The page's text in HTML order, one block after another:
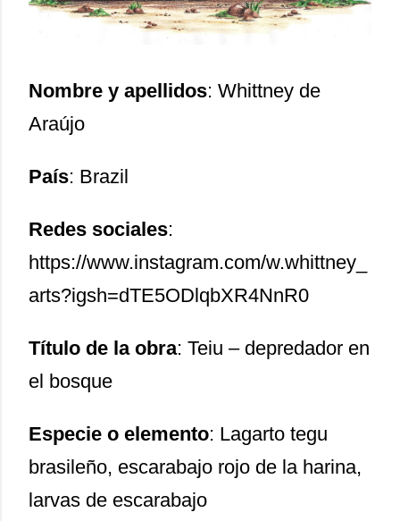
Nombre y apellidos: Whittney de
Araújo
País: Brazil
Redes sociales:
https://www.instagram.com/w.whittney_
arts?igsh=dTE5ODlqbXR4NnR0
Título de la obra: Teiu – depredador en
el bosque
Especie o elemento: Lagarto tegu
brasileño, escarabajo rojo de la harina,
larvas de escarabajo